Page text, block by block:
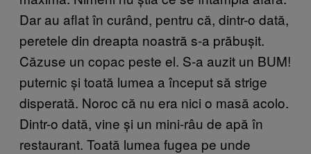
Dar au aflat în curând, pentru că, dintr-o dată,
peretele din dreapta noastră s-a prăbușit.
Căzuse un copac peste el. S-a auzit un BUM!
puternic și toată lumea a început să strige
disperată. Noroc că nu era nici o masă acolo.
Dintr-o dată, vine și un mini-râu de apă în
restaurant. Toată lumea fugea pe unde